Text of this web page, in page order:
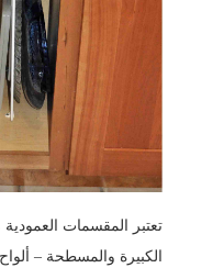
تعتبر المقسمات العمودية
الكبيرة والمسطحة –